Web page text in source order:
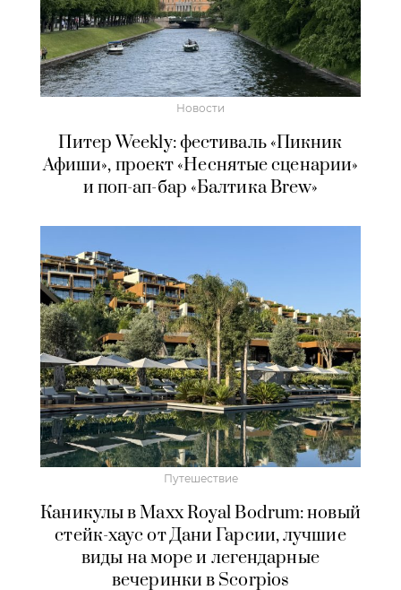
Новости
Питер Weekly: фестиваль «Пикник
Афиши», проект «Неснятые сценарии»
и поп-ап-бар «Балтика Brew»
Путешествие
Каникулы в Maxx Royal Bodrum: новый
стейк-хаус от Дани Гарсии, лучшие
виды на море и легендарные
вечеринки в Scorpios